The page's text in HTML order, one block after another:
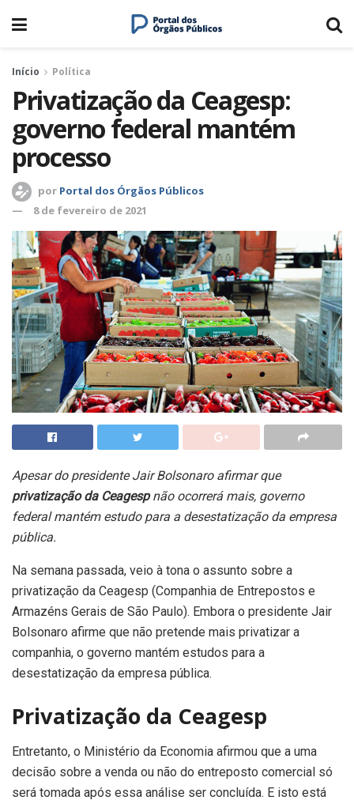
Início Política
Privatização da Ceagesp:
governo federal mantém
processo
por Portal dos Órgãos Públicos
8 de fevereiro de 2021
Apesar do presidente Jair Bolsonaro afirmar que
privatização da Ceagespnão ocorrerá mais, governo
federal mantém estudo para a desestatização da empresa
pública.
Na semana passada, veio à tona o assunto sobre a
privatização da Ceagesp (Companhia de Entrepostos e
Armazéns Gerais de São Paulo). Embora o presidente Jair
Bolsonaro afirme que não pretende mais privatizar a
companhia, o governo mantém estudos para a
desestatização da empresa pública.
Privatização da Ceagesp
Entretanto, o Ministério da Economia afirmou que a uma
decisão sobre a venda ou não do entreposto comercial só
será tomada após essa análise ser concluída. E isto está